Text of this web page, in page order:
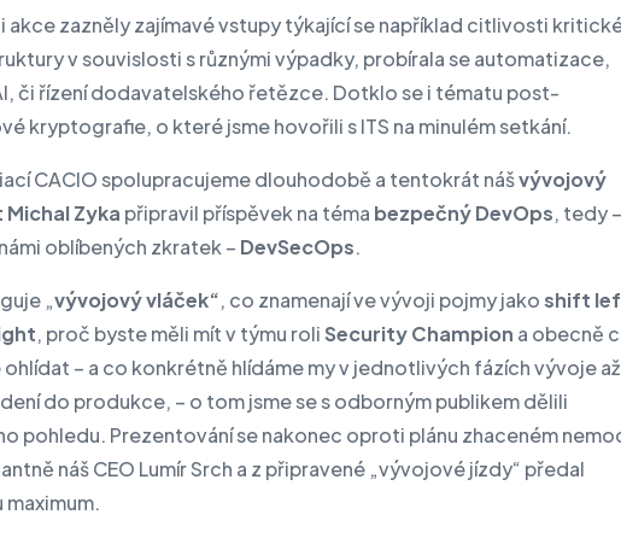
akce zazněly zajímavé vstupy týkající se například citlivosti
v souvislosti s různými výpadky, probírala se automatizace,
či řízení dodavatelského řetězce. Dotklo se i tématu post-
kryptografie, o které jsme hovořili s ITS na minulém setkání.
CACIO spolupracujeme dlouhodobě a tentokrát nášvývojový
Zyka připravil příspěvek na téma bezpečný DevOps, tedy –
oblíbených zkratek – DevSecOps.
„vývojový vláček“, co znamenají ve vývoji pojmy jakoshift
, proč byste měli mít v týmu roliSecurity Champion a obecně
ohlídat – a co konkrétně hlídáme my v jednotlivých fázích vývoje až
do produkce, – o tom jsme se s odborným publikem dělili
pohledu. Prezentování se nakonec oproti plánu zhaceném
náš CEO Lumír Srch a z připravené „vývojové jízdy“ předal
maximum.